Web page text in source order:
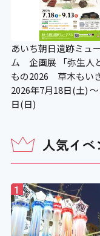
あいち朝日遺跡ミュ
ム 企画展 「弥生人
もの2026 草木もい
2026年7月18日(土)
日(日)
人気イ
1